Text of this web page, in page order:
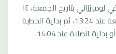
موعد صلاة الجمعة القادمة في لوميززاني بتاريخ الجمعة، ١٤
أغسطس ٢٠٢٦ يبدأ بأذان الجمعة عند 13:24، ثم بداية الخطبة